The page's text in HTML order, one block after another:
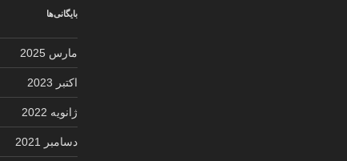
بایگانی‌ها
مارس 2025
اکتبر 2023
ژانویه 2022
دسامبر 2021